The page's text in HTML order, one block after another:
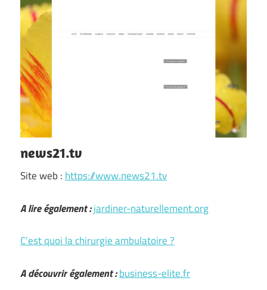
news21.tv
Site web : https://www.news21.tv
A lire également :jardiner-naturellement.org
C’est quoi la chirurgie ambulatoire ?
A découvrir également :business-elite.fr